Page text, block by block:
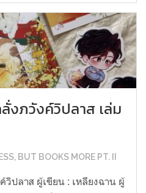
งภวังค์วิปลาส เล่ม
BUT BOOKS MORE PT. II
ค์วิปลาส ผู้เขียน : เหลียงฉาน ผู้